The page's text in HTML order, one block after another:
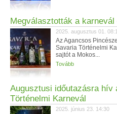
Megválasztották a
2025. augusztus 01.
Az Agancsos
Savaria Történelmi
sajtót a Mokos...
Tovább
Augusztusi időutazásra hív
Történelmi Karnevál
2025. június 23. 14:30